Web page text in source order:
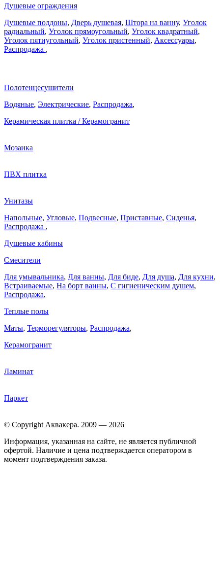
Душевые ограждения
Душевые поддоны, Дверь душевая, Штора на ванну, Уголок
радиальный, Уголок прямоугольный, Уголок квадратный,
Уголок пятиугольный, Уголок пристенный, Аксессуары,
Распродажа ,
Полотенцесушители
Водяные, Электрические, Распродажа,
Керамическая плитка / Керамогранит
Мозаика
ПВХ плитка
Унитазы
Напольные, Угловые, Подвесные, Приставные, Сиденья,
Распродажа ,
Душевые кабины
Смесители
Для умывальника, Для ванны, Для биде, Для душа, Для кухни,
Встраиваемые, На борт ванны, C гигиеническим душем,
Распродажа,
Теплые полы
Маты, Терморегуляторы, Распродажа,
Керамогранит
Ламинат
Паркет
© Copyright Аквакера. 2009 — 2026
Информация, указанная на сайте, не является публичной
офертой. Наличие и цена подтверждается оператором в
момент подтверждения заказа.